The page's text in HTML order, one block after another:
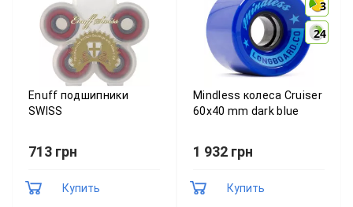
Enuff подшипники
SWISS
713 грн
Купить
3
24
3
24
Mindless колеса Cruiser
60x40 mm dark blue
1 932 грн
Купить